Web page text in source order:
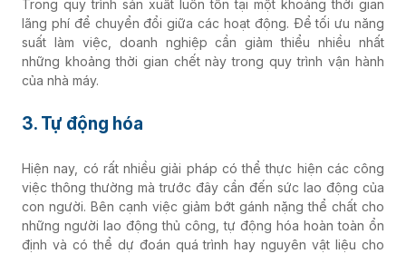
Trong quy trình sản xuất luôn tồn tại một khoảng thời gian
lãng phí để chuyển đổi giữa các hoạt động. Để tối ưu năng
suất làm việc, doanh nghiệp cần giảm thiểu nhiều nhất
những khoảng thời gian chết này trong quy trình vận hành
của nhà máy.
3. Tự động hóa
Hiện nay, có rất nhiều giải pháp có thể thực hiện các công
việc thông thường mà trước đây cần đến sức lao động của
con người. Bên cạnh việc giảm bớt gánh nặng thể chất cho
những người lao động thủ công, tự động hóa hoàn toàn ổn
định và có thể dự đoán quá trình hay nguyên vật liệu cho